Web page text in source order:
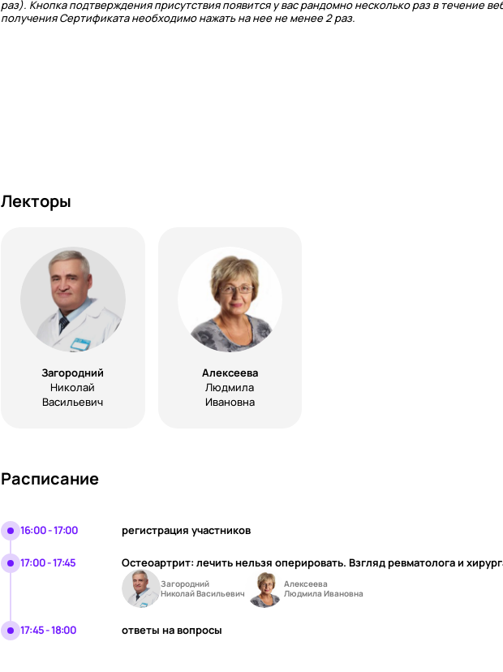
раз). Кнопка подтверждения присутствия появится у вас рандомно несколько раз в течение
получения Сертификата необходимо нажать на нее не менее 2 раз.
Лекторы
Загородний
Николай
Васильевич
Алексеева
Людмила
Ивановна
Расписание
16:00 - 17:00 регистрация участников
17:00 - 17:45 Остеоартрит: лечить нельзя оперировать. Взгляд ревматолога и
Загородний
Николай Васильевич
Алексеева
Людмила Ивановна
17:45 - 18:00 ответы на вопросы